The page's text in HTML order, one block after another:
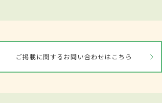
ご掲載に関するお問い合わせはこちら